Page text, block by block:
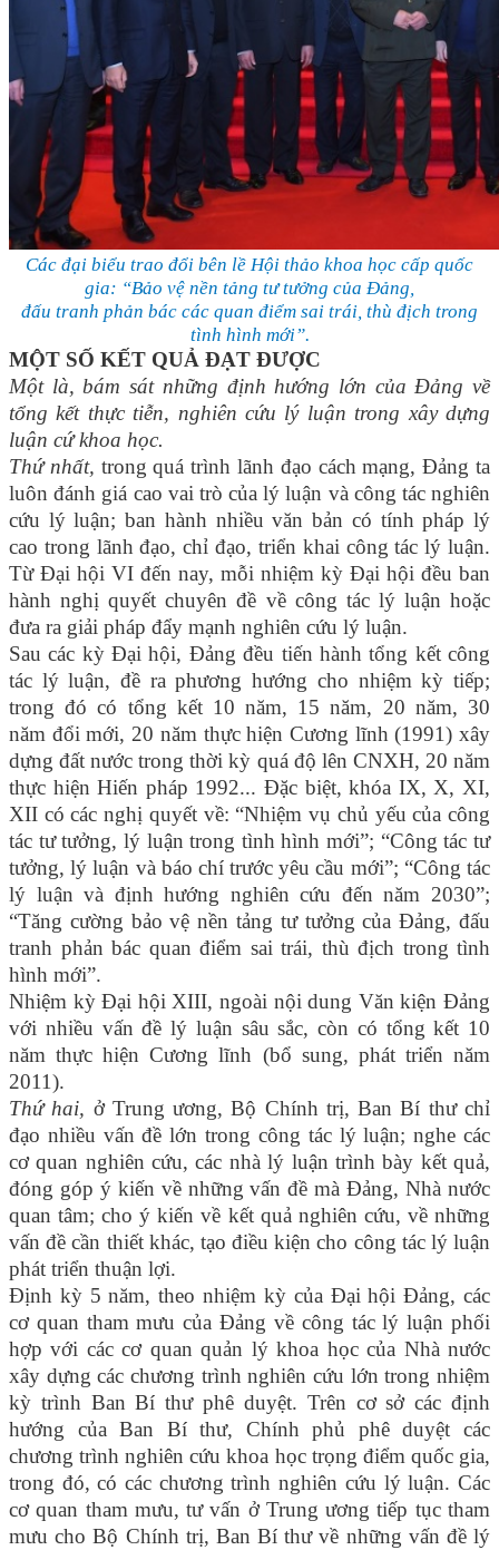
Các đại biểu trao đổi bên lề Hội thảo khoa học cấp quốc
gia: “Bảo vệ nền tảng tư tưởng của Đảng,
đấu tranh phản bác các quan điểm sai trái, thù địch trong
tình hình mới”.
MỘT SỐ KẾT QUẢ ĐẠT ĐƯỢC
Một là, bám sát những định hướng lớn của Đảng về
tổng kết thực tiễn, nghiên cứu lý luận trong xây dựng
luận cứ khoa học.
Thứ nhất, trong quá trình lãnh đạo cách mạng, Đảng ta
luôn đánh giá cao vai trò của lý luận và công tác nghiên
cứu lý luận; ban hành nhiều văn bản có tính pháp lý
cao trong lãnh đạo, chỉ đạo, triển khai công tác lý luận.
Từ Đại hội VI đến nay, mỗi nhiệm kỳ Đại hội đều ban
hành nghị quyết chuyên đề về công tác lý luận hoặc
đưa ra giải pháp đẩy mạnh nghiên cứu lý luận.
Sau các kỳ Đại hội, Đảng đều tiến hành tổng kết công
tác lý luận, đề ra phương hướng cho nhiệm kỳ tiếp;
trong đó có tổng kết 10 năm, 15 năm, 20 năm, 30
năm đổi mới, 20 năm thực hiện Cương lĩnh (1991) xây
dựng đất nước trong thời kỳ quá độ lên CNXH, 20 năm
thực hiện Hiến pháp 1992... Đặc biệt, khóa IX, X, XI,
XII có các nghị quyết về: “Nhiệm vụ chủ yếu của công
tác tư tưởng, lý luận trong tình hình mới”; “Công tác tư
tưởng, lý luận và báo chí trước yêu cầu mới”; “Công tác
lý luận và định hướng nghiên cứu đến năm 2030”;
“Tăng cường bảo vệ nền tảng tư tưởng của Đảng, đấu
tranh phản bác quan điểm sai trái, thù địch trong tình
hình mới”.
Nhiệm kỳ Đại hội XIII, ngoài nội dung Văn kiện Đảng
với nhiều vấn đề lý luận sâu sắc, còn có tổng kết 10
năm thực hiện Cương lĩnh (bổ sung, phát triển năm
2011).
Thứ hai, ở Trung ương, Bộ Chính trị, Ban Bí thư chỉ
đạo nhiều vấn đề lớn trong công tác lý luận; nghe các
cơ quan nghiên cứu, các nhà lý luận trình bày kết quả,
đóng góp ý kiến về những vấn đề mà Đảng, Nhà nước
quan tâm; cho ý kiến về kết quả nghiên cứu, về những
vấn đề cần thiết khác, tạo điều kiện cho công tác lý luận
phát triển thuận lợi.
Định kỳ 5 năm, theo nhiệm kỳ của Đại hội Đảng, các
cơ quan tham mưu của Đảng về công tác lý luận phối
hợp với các cơ quan quản lý khoa học của Nhà nước
xây dựng các chương trình nghiên cứu lớn trong nhiệm
kỳ trình Ban Bí thư phê duyệt. Trên cơ sở các định
hướng của Ban Bí thư, Chính phủ phê duyệt các
chương trình nghiên cứu khoa học trọng điểm quốc gia,
trong đó, có các chương trình nghiên cứu lý luận. Các
cơ quan tham mưu, tư vấn ở Trung ương tiếp tục tham
mưu cho Bộ Chính trị, Ban Bí thư về những vấn đề lý